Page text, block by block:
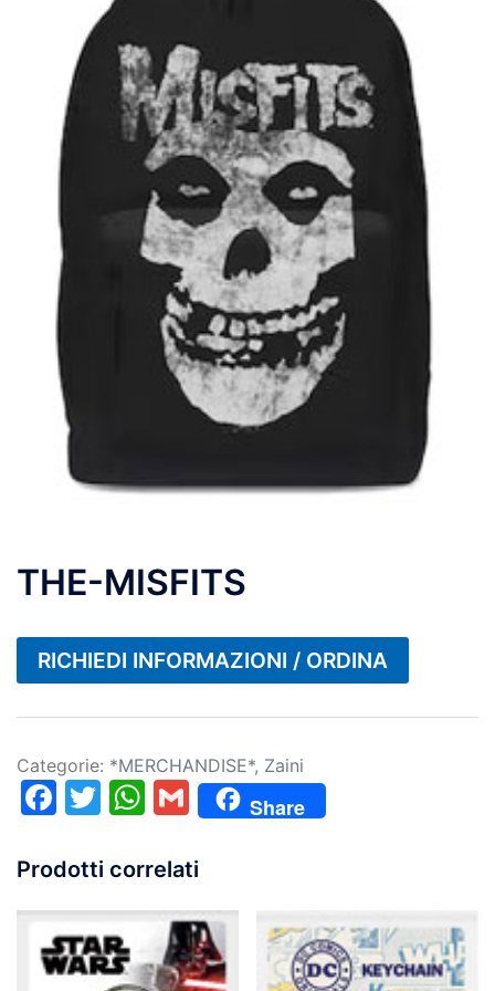
THE-MISFITS
RICHIEDI INFORMAZIONI / ORDINA
Categorie: *MERCHANDISE*, Zaini
Facebook
Twitter
WhatsApp
Gmail
Share
Prodotti correlati